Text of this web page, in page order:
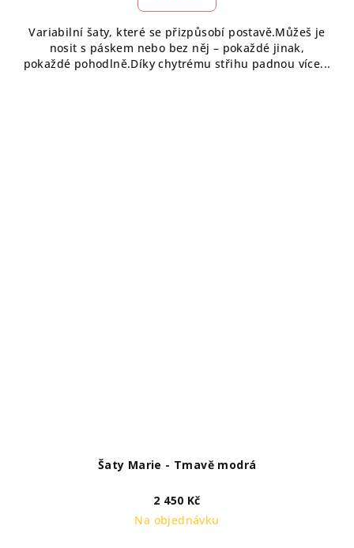
Variabilní šaty, které se přizpůsobí postavě.Můžeš je
nosit s páskem nebo bez něj – pokaždé jinak,
pokaždé pohodlně.Díky chytrému střihu padnou více...
Šaty Marie - Tmavě modrá
2 450 Kč
Na objednávku